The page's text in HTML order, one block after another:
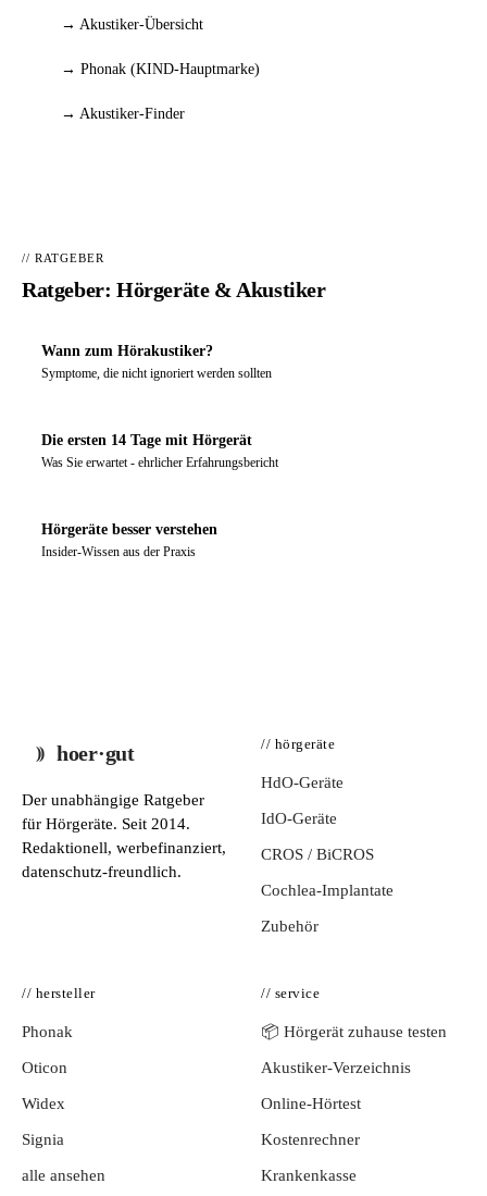
→ Akustiker-Übersicht
→ Phonak (KIND-Hauptmarke)
→ Akustiker-Finder
// RATGEBER
Ratgeber: Hörgeräte & Akustiker
Wann zum Hörakustiker?
Symptome, die nicht ignoriert werden sollten
Die ersten 14 Tage mit Hörgerät
Was Sie erwartet - ehrlicher Erfahrungsbericht
Hörgeräte besser verstehen
Insider-Wissen aus der Praxis
hoer·gut
Der unabhängige Ratgeber
für Hörgeräte. Seit 2014.
Redaktionell, werbefinanziert,
datenschutz-freundlich.
// hörgeräte
HdO-Geräte
IdO-Geräte
CROS / BiCROS
Cochlea-Implantate
Zubehör
// hersteller
Phonak
Oticon
Widex
Signia
alle ansehen
// service
📦 Hörgerät zuhause testen
Akustiker-Verzeichnis
Online-Hörtest
Kostenrechner
Krankenkasse